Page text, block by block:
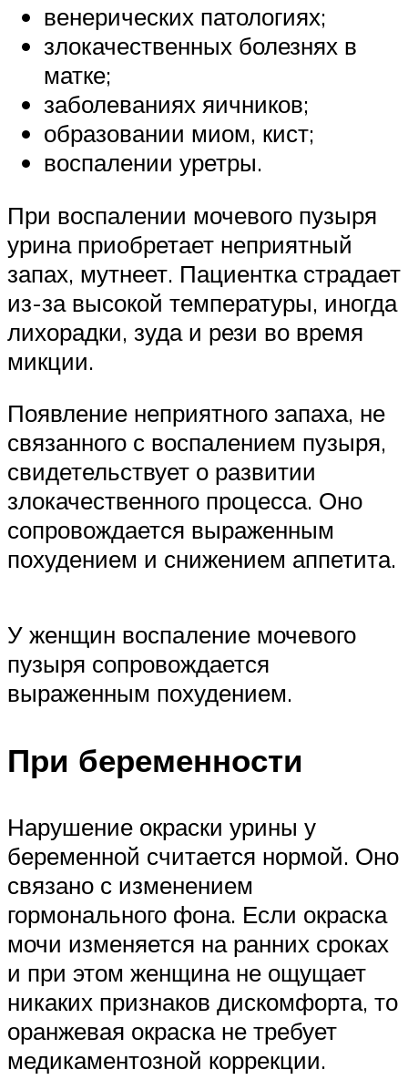
венерических патологиях;
злокачественных болезнях в
матке;
заболеваниях яичников;
образовании миом, кист;
воспалении уретры.
При воспалении мочевого пузыря
урина приобретает неприятный
запах, мутнеет. Пациентка страдает
из-за высокой температуры, иногда
лихорадки, зуда и рези во время
микции.
Появление неприятного запаха, не
связанного с воспалением пузыря,
свидетельствует о развитии
злокачественного процесса. Оно
сопровождается выраженным
похудением и снижением аппетита.
У женщин воспаление мочевого
пузыря сопровождается
выраженным похудением.
При беременности
Нарушение окраски урины у
беременной считается нормой. Оно
связано с изменением
гормонального фона. Если окраска
мочи изменяется на ранних сроках
и при этом женщина не ощущает
никаких признаков дискомфорта, то
оранжевая окраска не требует
медикаментозной коррекции.